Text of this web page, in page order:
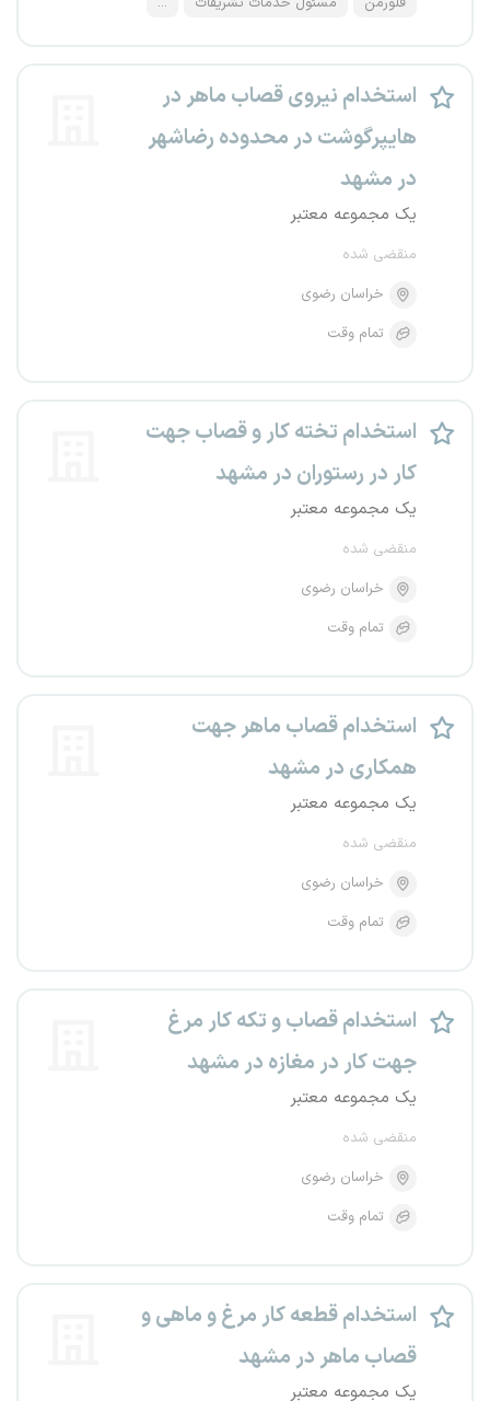
استخدام نیروی قصاب ماهر در
هایپرگوشت در محدوده رضاشهر
در مشهد
یک مجموعه معتبر
منقضی شده
خراسان رضوی
تمام وقت
استخدام تخته کار و قصاب جهت
کار در رستوران در مشهد
یک مجموعه معتبر
منقضی شده
خراسان رضوی
تمام وقت
استخدام قصاب ماهر جهت
همکاری در مشهد
یک مجموعه معتبر
منقضی شده
خراسان رضوی
تمام وقت
استخدام قصاب و تکه کار مرغ
جهت کار در مغازه در مشهد
یک مجموعه معتبر
منقضی شده
خراسان رضوی
تمام وقت
استخدام قطعه کار مرغ و ماهی و
قصاب ماهر در مشهد
یک مجموعه معتبر